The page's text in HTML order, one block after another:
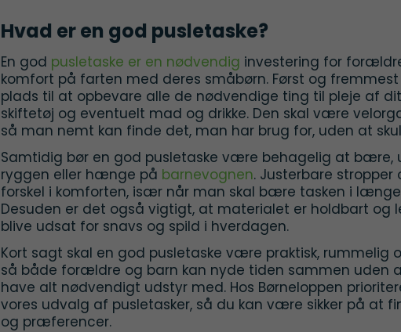
Hvad er en god pusletaske?
En god pusletaske er en nødvendig investering for
komfort på farten med deres småbørn. Først og
plads til at opbevare alle de nødvendige ting til pleje af
skiftetøj og eventuelt mad og drikke. Den skal være
så man nemt kan finde det, man har brug for, uden at
Samtidig bør en god pusletaske være behagelig at bære,
ryggen eller hænge på barnevognen. Justerbare
forskel i komforten, især når man skal bære tasken i
Desuden er det også vigtigt, at materialet er holdbart og
blive udsat for snavs og spild i hverdagen.
Kort sagt skal en god pusletaske være praktisk,
så både forældre og barn kan nyde tiden sammen uden
have alt nødvendigt udstyr med. Hos Børneloppen
vores udvalg af pusletasker, så du kan være sikker på at
og præferencer.